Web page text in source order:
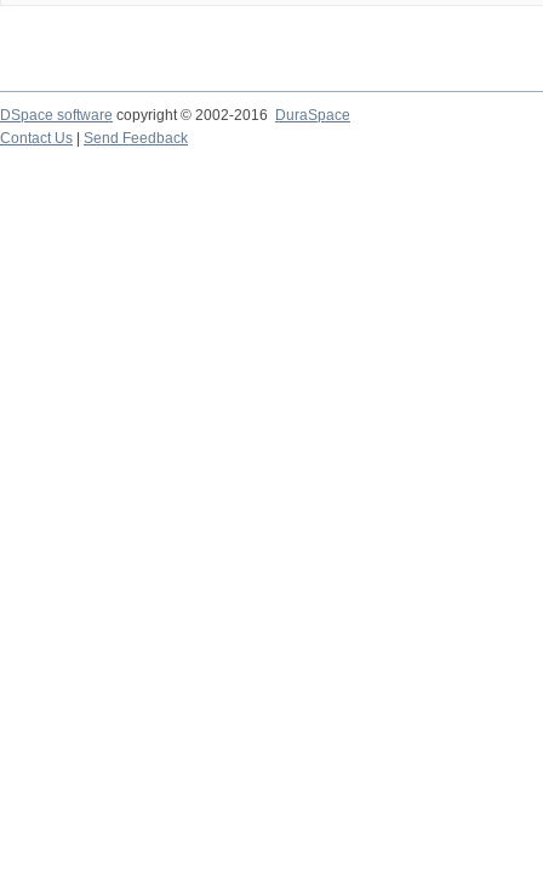
DSpace software copyright © 2002-2016
DuraSpace
Contact Us
Send Feedback